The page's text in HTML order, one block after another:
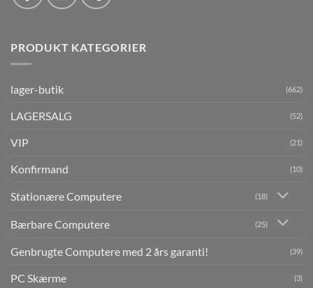
PRODUKT KATEGORIER
lager-butik (662)
LAGERSALG (52)
VIP (21)
Konfirmand (10)
Stationære Computere (18)
Bærbare Computere (25)
Genbrugte Computere med 2 års garanti! (39)
PC Skærme (3)